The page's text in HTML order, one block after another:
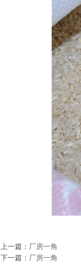
上一篇： 厂房一角
下一篇： 厂房一角